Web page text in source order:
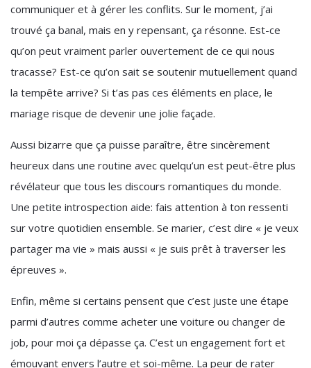
communiquer et à gérer les conflits. Sur le moment, j’ai
trouvé ça banal, mais en y repensant, ça résonne. Est-ce
qu’on peut vraiment parler ouvertement de ce qui nous
tracasse? Est-ce qu’on sait se soutenir mutuellement quand
la tempête arrive? Si t’as pas ces éléments en place, le
mariage risque de devenir une jolie façade.
Aussi bizarre que ça puisse paraître, être sincèrement
heureux dans une routine avec quelqu’un est peut-être plus
révélateur que tous les discours romantiques du monde.
Une petite introspection aide: fais attention à ton ressenti
sur votre quotidien ensemble. Se marier, c’est dire « je veux
partager ma vie » mais aussi « je suis prêt à traverser les
épreuves ».
Enfin, même si certains pensent que c’est juste une étape
parmi d’autres comme acheter une voiture ou changer de
job, pour moi ça dépasse ça. C’est un engagement fort et
émouvant envers l’autre et soi-même. La peur de rater